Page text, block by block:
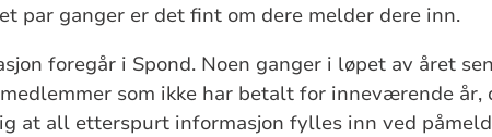
par ganger er det fint om dere melder dere inn.
foregår i Spond. Noen ganger i løpet av året
som ikke har betalt for inneværende år,
at all etterspurt informasjon fylles inn ved